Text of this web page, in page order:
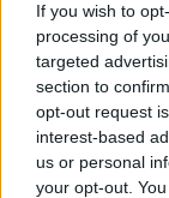
If you wish to
processing of
targeted
section to
opt-out request
interest-based
us or personal
your opt-out.
Την ίδια
αγορών στην
το 12% των
στην ελληνική
Stanley, αφήνει
επόμενα χρόνια.